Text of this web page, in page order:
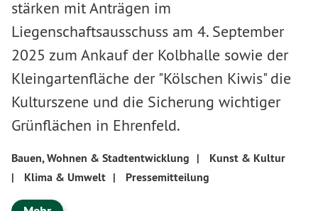
stärken mit Anträgen im
Liegenschaftsausschuss am 4. September
2025 zum Ankauf der Kolbhalle sowie der
Kleingartenfläche der "Kölschen Kiwis" die
Kulturszene und die Sicherung wichtiger
Grünflächen in Ehrenfeld.
Bauen, Wohnen & Stadtentwicklung |
Kunst & Kultur
|
Klima & Umwelt | Pressemitteilung